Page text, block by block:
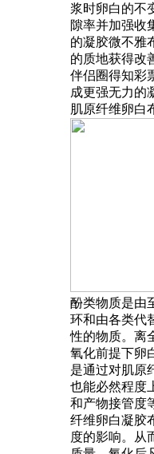
浆时卵白的不
隙率并加强收
的凝胶微不雅
的质地获得改
伴侣圈得知彩
成更强无力的
肌原纤维卵白
酚类物质是由
环和由各类代
性的物质。离
氧化前提下卵
是通过对肌原
也能必然程度
和产物接管度
纤维卵白凝胶
度的影响。从